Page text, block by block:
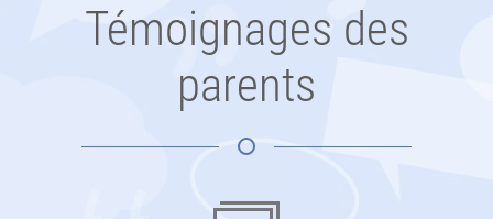
Témoignages des
parents